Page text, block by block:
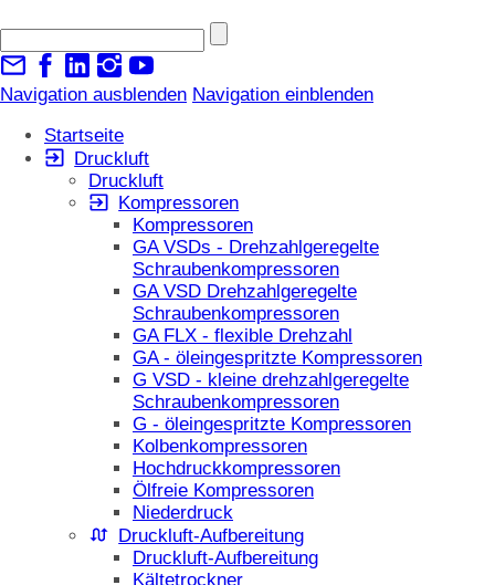
Navigation ausblenden Navigation einblenden
Startseite
Druckluft
Druckluft
Kompressoren
Kompressoren
GA VSDs - Drehzahlgeregelte
Schraubenkompressoren
GA VSD Drehzahlgeregelte
Schraubenkompressoren
GA FLX - flexible Drehzahl
GA - öleingespritzte Kompressoren
G VSD - kleine drehzahlgeregelte
Schraubenkompressoren
G - öleingespritzte Kompressoren
Kolbenkompressoren
Hochdruckkompressoren
Ölfreie Kompressoren
Niederdruck
Druckluft-Aufbereitung
Druckluft-Aufbereitung
Kältetrockner